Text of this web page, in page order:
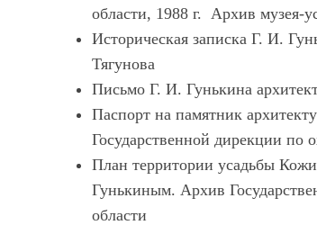
области, 1988 г. Архив музея-
Историческая записка Г. И.
Тягунова
Письмо Г. И. Гунькина
Паспорт на памятник
Государственной дирекции по
План территории усадьбы
Гунькиным. Архив
области